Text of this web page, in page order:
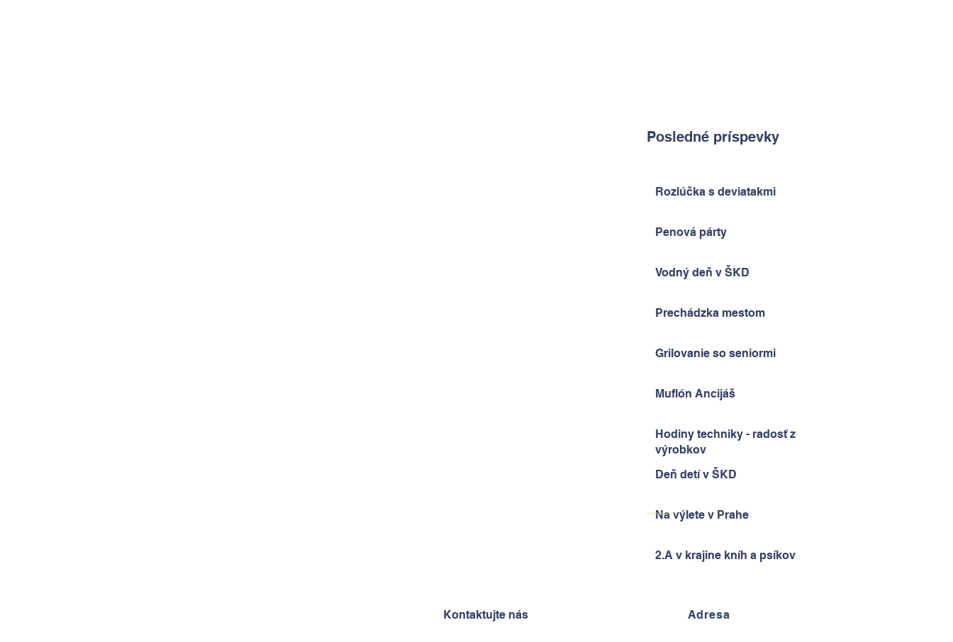
Posledné príspevky
Rozlúčka s deviatakmi
Penová párty
Vodný deň v ŠKD
Prechádzka mestom
Grilovanie so seniormi
Muflón Ancijáš
Hodiny techniky - radosť z
výrobkov
Deň detí v ŠKD
Na výlete v Prahe
2.A v krajine kníh a psíkov
Kontaktujte nás Adresa